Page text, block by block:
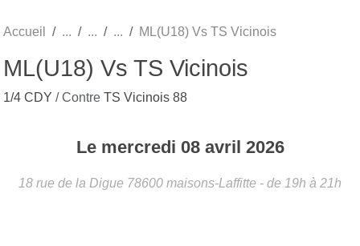
Accueil ML(U18) Vs TS Vicinois
ML(U18) Vs TS Vicinois
1/4 CDY / Contre TS Vicinois 88
Le mercredi 08 avril 2026
18 rue de la Digue 78600 maisons-Laffitte - de 19h à 21h